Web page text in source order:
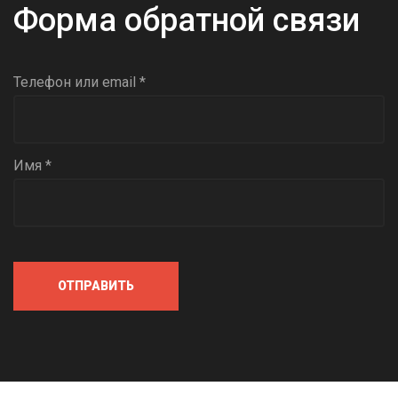
Форма обратной связи
Телефон или email *
Имя *
ОТПРАВИТЬ